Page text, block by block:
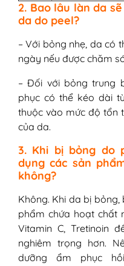
2. Bao lâu làn da
da do peel?
– Với bỏng nhẹ, da có
ngày nếu được chăm
– Đối với bỏng trung
phục có thể kéo dài
thuộc vào mức độ tổn
của da.
3. Khi bị bỏng do
dụng các sản
không?
Không. Khi da bị
phẩm chứa hoạt chất
Vitamin C, Tretinoin
nghiêm trọng hơn.
dưỡng ẩm phục